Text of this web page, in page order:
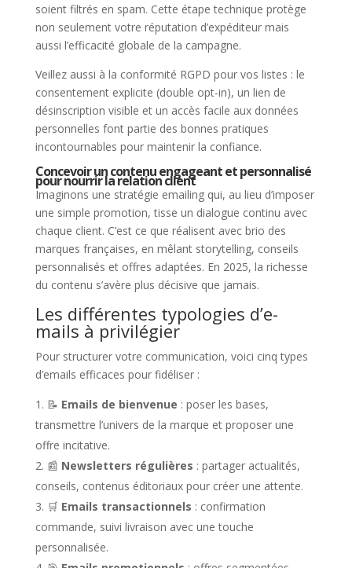
soient filtrés en spam. Cette étape technique protège
non seulement votre réputation d’expéditeur mais
aussi l’efficacité globale de la campagne.
Veillez aussi à la conformité RGPD pour vos listes : le
consentement explicite (double opt-in), un lien de
désinscription visible et un accès facile aux données
personnelles font partie des bonnes pratiques
incontournables pour maintenir la confiance.
Concevoir un contenu engageant et personnalisé
pour nourrir la relation client
Imaginons une stratégie emailing qui, au lieu d’imposer
une simple promotion, tisse un dialogue continu avec
chaque client. C’est ce que réalisent avec brio des
marques françaises, en mêlant storytelling, conseils
personnalisés et offres adaptées. En 2025, la richesse
du contenu s’avère plus décisive que jamais.
Les différentes typologies d’e-
mails à privilégier
Pour structurer votre communication, voici cinq types
d’emails efficaces pour fidéliser :
📝 Emails de bienvenue : poser les bases,
transmettre l’univers de la marque et proposer une
offre incitative.
📰 Newsletters régulières : partager actualités,
conseils, contenus éditoriaux pour créer une attente.
🛒 Emails transactionnels : confirmation
commande, suivi livraison avec une touche
personnalisée.